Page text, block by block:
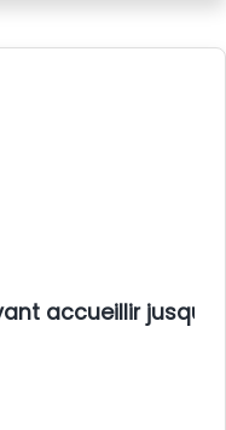
accueillir